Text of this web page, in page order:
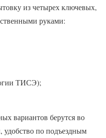
из четырех ключевых,
руками:
ТИСЭ);
вариантов берутся во
удобство по подъездным